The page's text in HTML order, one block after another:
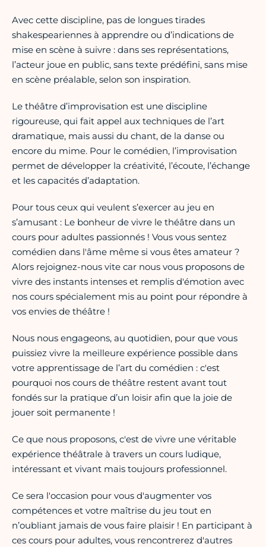
Avec cette discipline, pas de longues tirades
shakespeariennes à apprendre ou d’indications de
mise en scène à suivre : dans ses représentations,
l’acteur joue en public, sans texte prédéfini, sans mise
en scène préalable, selon son inspiration.
Le théâtre d’improvisation est une discipline
rigoureuse, qui fait appel aux techniques de l’art
dramatique, mais aussi du chant, de la danse ou
encore du mime. Pour le comédien, l’improvisation
permet de développer la créativité, l’écoute, l’échange
et les capacités d’adaptation.
Pour tous ceux qui veulent s’exercer au jeu en
s’amusant : Le bonheur de vivre le théâtre dans un
cours pour adultes passionnés ! Vous vous sentez
comédien dans l'âme même si vous êtes amateur ?
Alors rejoignez-nous vite car nous vous proposons de
vivre des instants intenses et remplis d'émotion avec
nos cours spécialement mis au point pour répondre à
vos envies de théâtre !
Nous nous engageons, au quotidien, pour que vous
puissiez vivre la meilleure expérience possible dans
votre apprentissage de l’art du comédien : c'est
pourquoi nos cours de théâtre restent avant tout
fondés sur la pratique d’un loisir afin que la joie de
jouer soit permanente !
Ce que nous proposons, c'est de vivre une véritable
expérience théâtrale à travers un cours ludique,
intéressant et vivant mais toujours professionnel.
Ce sera l'occasion pour vous d'augmenter vos
compétences et votre maîtrise du jeu tout en
n’oubliant jamais de vous faire plaisir ! En participant à
ces cours pour adultes, vous rencontrerez d'autres